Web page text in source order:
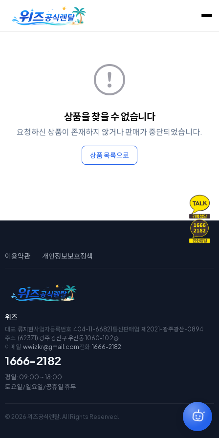
상품을 찾을 수 없습니다
요청하신 상품이 존재하지 않거나 판매가 중단되었습니다.
상품 목록으로
이용약관 개인정보보호정책
위즈
대표 류지현사업자등록번호 404-11-66821 통신판매업 제2021-광주광산-0894
주소 (62371) 광주 광산구 우산동 1060-10 2층
이메일 wwizkr@gmail.com전화 1666-2182
1666-2182
평일: 09:00 ~ 18:00
토요일/일요일/공휴일 휴무
© 2026 위즈공식렌탈. All Rights Reserved.